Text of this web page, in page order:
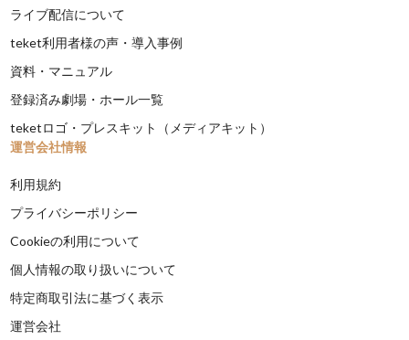
ライブ配信について
teket利用者様の声・導入事例
資料・マニュアル
登録済み劇場・ホール一覧
teketロゴ・プレスキット（メディアキット）
運営会社情報
利用規約
プライバシーポリシー
Cookieの利用について
個人情報の取り扱いについて
特定商取引法に基づく表示
運営会社